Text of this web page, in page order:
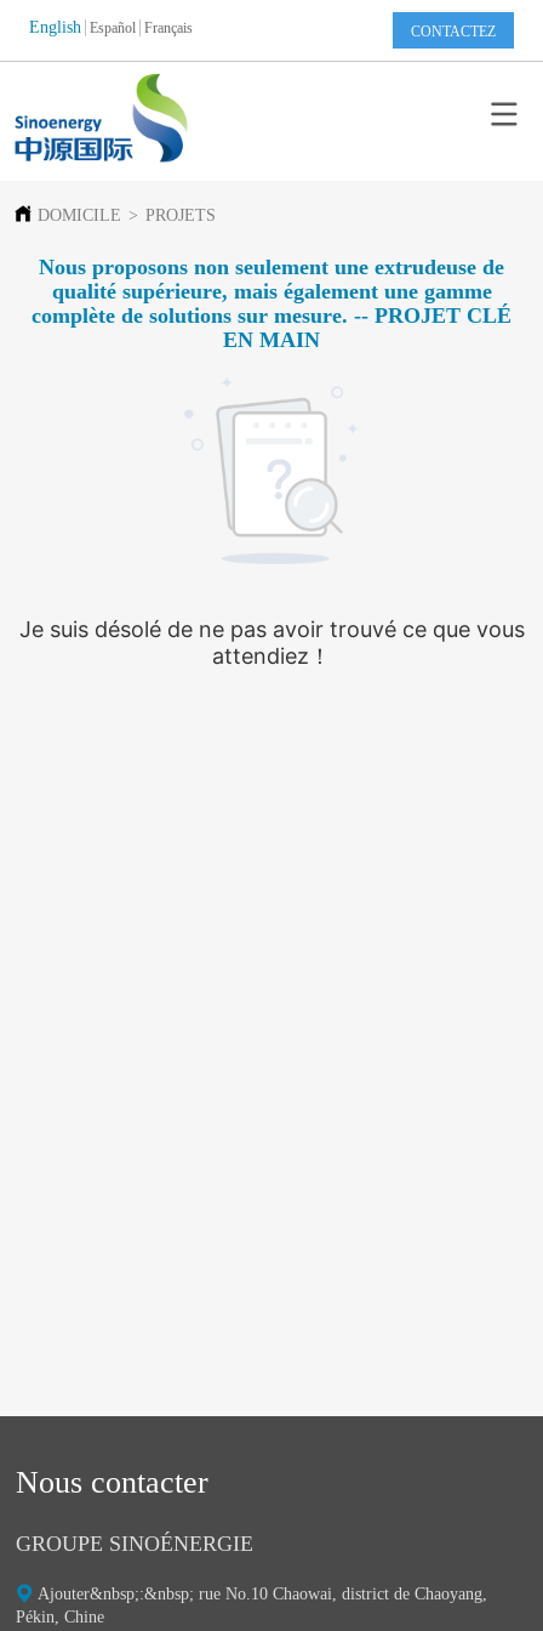
English Español Français CONTACTEZ
DOMICILE > PROJETS
Nous proposons non seulement une extrudeuse de
qualité supérieure, mais également une gamme
complète de solutions sur mesure. -- PROJET CLÉ
EN MAIN
Je suis désolé de ne pas avoir trouvé ce que vous
attendiez！
Nous contacter
GROUPE SINOÉNERGIE
Ajouter&nbsp;:&nbsp;ㅤ rue No.10 Chaowai, district de Chaoyang,
Pékin, Chine